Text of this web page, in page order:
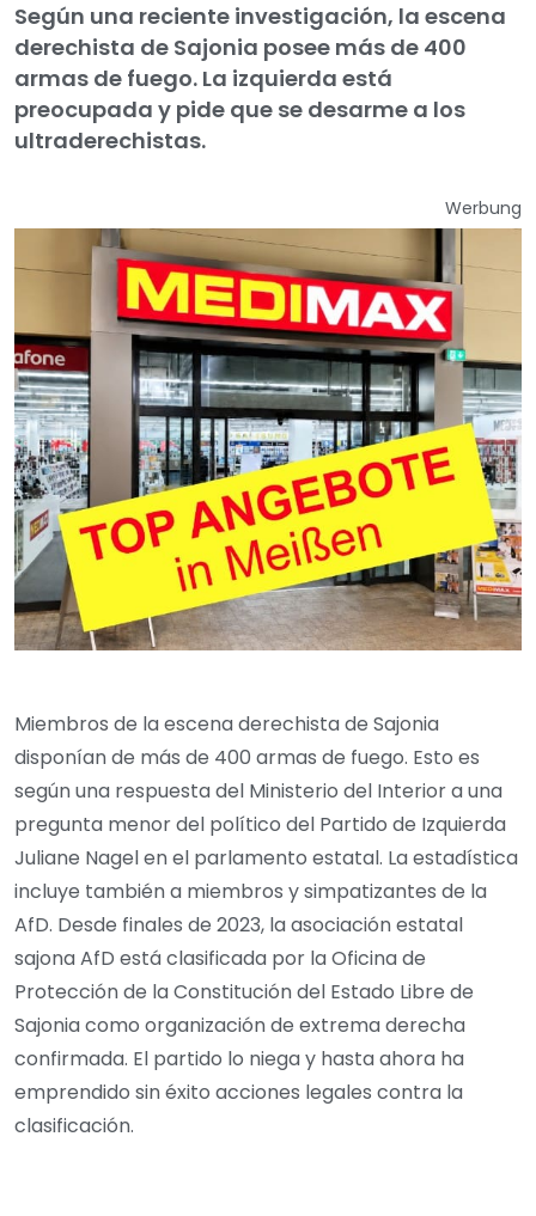
Según una reciente investigación, la escena
derechista de Sajonia posee más de 400
armas de fuego. La izquierda está
preocupada y pide que se desarme a los
ultraderechistas.
Werbung
Miembros de la escena derechista de Sajonia
disponían de más de 400 armas de fuego. Esto es
según una respuesta del Ministerio del Interior a una
pregunta menor del político del Partido de Izquierda
Juliane Nagel en el parlamento estatal. La estadística
incluye también a miembros y simpatizantes de la
AfD. Desde finales de 2023, la asociación estatal
sajona AfD está clasificada por la Oficina de
Protección de la Constitución del Estado Libre de
Sajonia como organización de extrema derecha
confirmada. El partido lo niega y hasta ahora ha
emprendido sin éxito acciones legales contra la
clasificación.